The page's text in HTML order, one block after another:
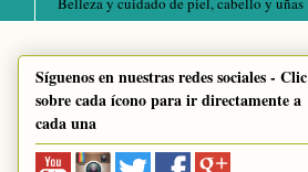
Síguenos en nuestras redes sociales - Clic
sobre cada ícono para ir directamente a
cada una